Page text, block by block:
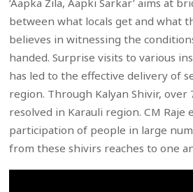
‘Aapka Zila, Aapki Sarkar’ aims at
between what locals get and what
believes in witnessing the
handed. Surprise visits to various
has led to the effective delivery of
region. Through Kalyan Shivir, over
resolved in Karauli region. CM Raje
participation of people in large
from these shivirs reaches to one